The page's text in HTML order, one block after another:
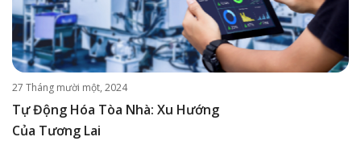
27 Tháng mười một, 2024
Tự Động Hóa Tòa Nhà: Xu Hướng
Của Tương Lai